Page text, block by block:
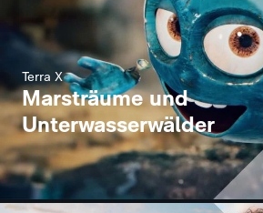
Terra X
Marsträume und
Unterwasserwälder